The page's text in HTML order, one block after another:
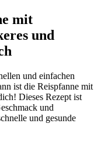
mit
und
und einfachen
ist die Reispfanne mit
Dieses Rezept ist
und
und gesunde